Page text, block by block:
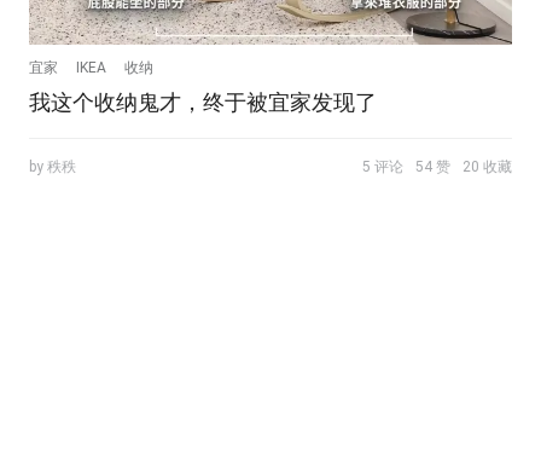
宜家 IKEA 收纳
我这个收纳鬼才，终于被宜家发现了
by 秩秩 5 评论 54 赞 20 收藏